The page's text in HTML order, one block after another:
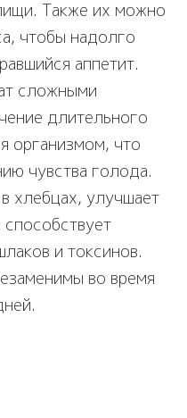
Также их можно
чтобы надолго
аппетит.
сложными
длительного
организмом, что
чувства голода.
хлебцах, улучшает
способствует
и токсинов.
во время